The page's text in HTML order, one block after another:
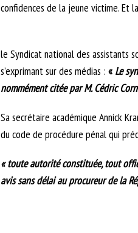
confidences de la jeune
le Syndicat national des assistants
s’exprimant sur des médias : « Le
nommément citée par M. Cédric
Sa secrétaire académique Annick
du code de procédure pénal qui
« toute autorité constituée, tout
avis sans délai au procureur de la